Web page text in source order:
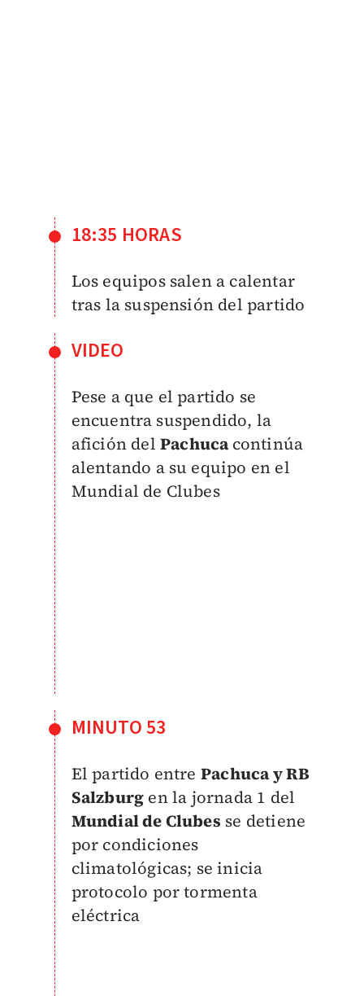
18:35 HORAS
Los equipos salen a calentar
tras la suspensión del partido
VIDEO
Pese a que el partido se
encuentra suspendido, la
afición del Pachucacontinúa
alentando a su equipo en el
Mundial de Clubes
MINUTO 53
El partido entre Pachuca y RB
Salzburg en la jornada 1 del
Mundial de Clubes se detiene
por condiciones
climatológicas; se inicia
protocolo por tormenta
eléctrica